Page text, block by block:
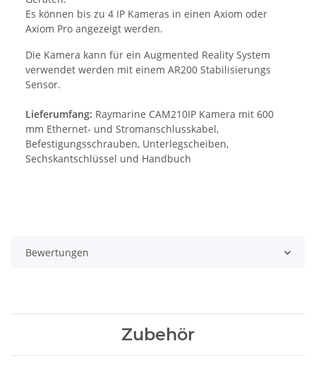
Es können bis zu 4 IP Kameras in einen Axiom oder
Axiom Pro angezeigt werden.
Die Kamera kann für ein Augmented Reality System
verwendet werden mit einem AR200 Stabilisierungs
Sensor.
Lieferumfang: Raymarine CAM210IP Kamera mit 600
mm Ethernet- und Stromanschlusskabel,
Befestigungsschrauben, Unterlegscheiben,
Sechskantschlüssel und Handbuch
Bewertungen
Zubehör